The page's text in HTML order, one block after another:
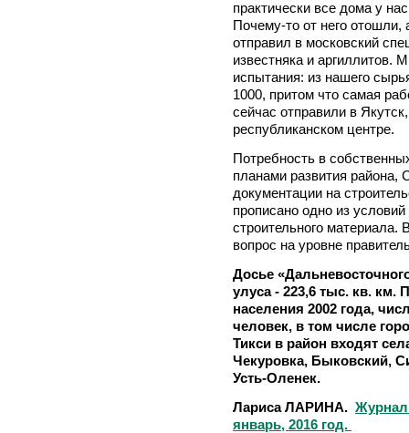
практически все дома у
Почему-то от него отошли,
отправил в московский
известняка и аргиллитов.
испытания: из нашего
1000, притом что самая
сейчас отправили в
республиканском центре.
Потребность в
планами развития района,
документации на
прописано одно из
строительного материала.
вопрос на уровне
Досье
улуса - 223,6 тыс. кв. км.
населения 2002 года,
человек, в том числе
Тикси в район входят
Чекуровка, Быковский,
Усть-Оленек.
Лариса ЛАРИНА. Журнал
январь, 2016 год.